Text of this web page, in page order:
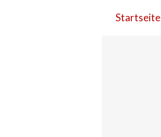
Startseite